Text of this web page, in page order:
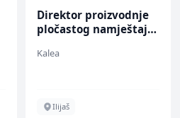
Direktor proizvodnje
pločastog namještaja
Kalea
Ilijaš